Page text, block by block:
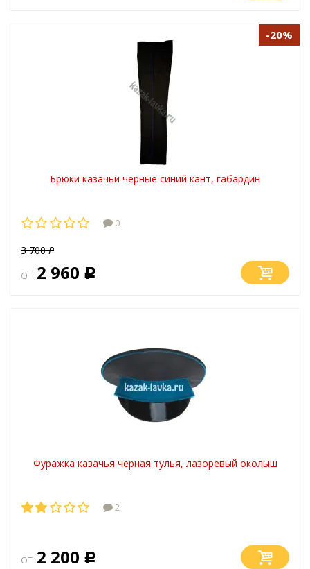
Брюки казачьи черные синий кант, габардин
0
3 700Р
от 2 960 Р
-20%
Фуражка казачья черная тулья, лазоревый околыш
2
от 2 200 Р